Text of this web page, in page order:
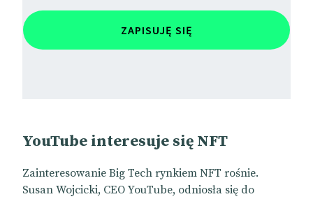
ZAPISUJĘ SIĘ
YouTube interesuje się NFT
Zainteresowanie Big Tech rynkiem NFT rośnie.
Susan Wojcicki, CEO YouTube, odniosła się do